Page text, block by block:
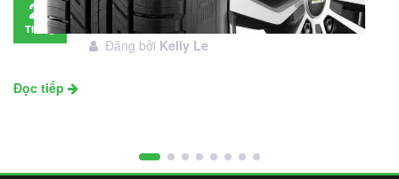
28
Tháng
đầu tư không?
Đăng bởi Kelly Le
Đọc tiếp